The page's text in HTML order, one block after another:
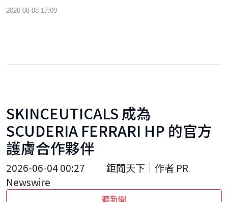
2026-08-08 17:00
SKINCEUTICALS 成為
SCUDERIA FERRARI HP 的官方
護膚合作夥伴
2026-06-04 00:27
鉅聞天下｜作者 PR
Newswire
聽新聞